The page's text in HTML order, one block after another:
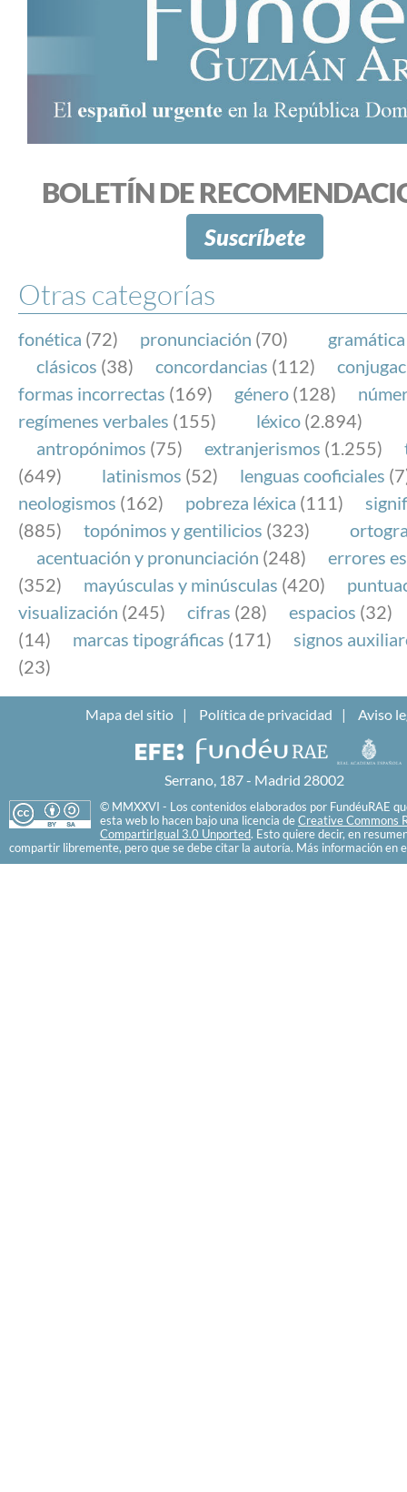
BOLETÍN DE
Suscríbete
Otras categorías
fonética (72) pronunciación (70) gramática
clásicos (38) concordancias (112)
formas incorrectas (169) género (128)
regímenes verbales (155) léxico (2.894)
antropónimos (75) extranjerismos (1.255)
(649)
latinismos (52) lenguas cooficiales
neologismos (162) pobreza léxica (111)
(885)
topónimos y gentilicios (323)
acentuación y pronunciación (248)
errores
(352)
mayúsculas y minúsculas (420)
visualización (245) cifras (28) espacios (32)
(14)
marcas tipográficas (171)
signos
(23)
Mapa del sitio Política de privacidad Aviso
Serrano, 187 - Madrid 28002
© MMXXVI - Los contenidos elaborados por FundéuRAE
esta web lo hacen bajo una licencia de Creative Commons
CompartirIgual 3.0 Unported. Esto quiere decir, en
compartir libremente, pero que se debe citar la autoría. Más información en